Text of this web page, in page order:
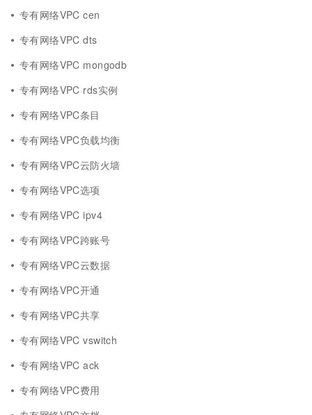
专有网络VPC cen
专有网络VPC dts
专有网络VPC mongodb
专有网络VPC rds实例
专有网络VPC条目
专有网络VPC负载均衡
专有网络VPC云防火墙
专有网络VPC选项
专有网络VPC ipv4
专有网络VPC跨账号
专有网络VPC云数据
专有网络VPC开通
专有网络VPC共享
专有网络VPC vswitch
专有网络VPC ack
专有网络VPC费用